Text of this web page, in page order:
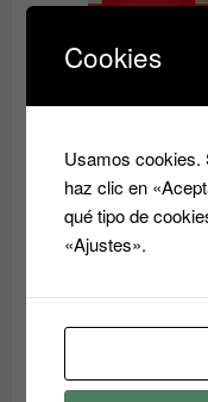
Acondicionador
Sealing
Cookies
Usamos cookies.
haz clic en
qué tipo de
«Ajustes».